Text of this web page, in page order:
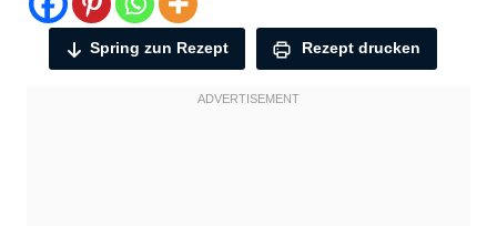
Spring zun Rezept Rezept drucken